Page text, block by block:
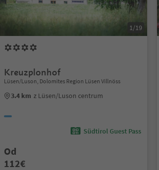
1/19
Kreuzplonhof
Lüsen/Luson, Dolomites Region Lüsen Villnöss
3.4 km z Lüsen/Luson centrum
Südtirol Guest Pass
Od
112€